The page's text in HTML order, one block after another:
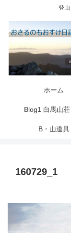
登
ホーム
Blog1 白馬山
B・山道具
160729_1